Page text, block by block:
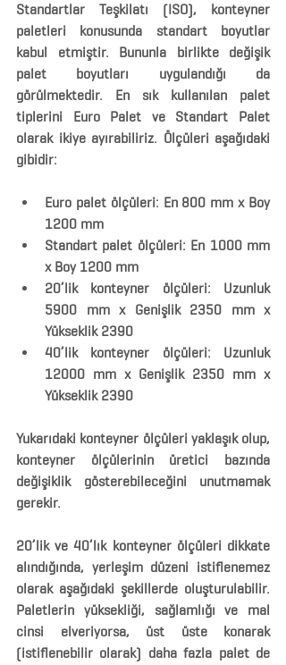
Standartlar Teşkilatı (ISO), konteyner
paletleri konusunda standart boyutlar
kabul etmiştir. Bununla birlikte değişik
palet boyutları uygulandığı da
görülmektedir. En sık kullanılan palet
tiplerini Euro Palet ve Standart Palet
olarak ikiye ayırabiliriz. Ölçüleri aşağıdaki
gibidir:
Euro palet ölçüleri: En 800 mm x Boy
1200 mm
Standart palet ölçüleri: En 1000 mm
x Boy 1200 mm
20’lik konteyner ölçüleri: Uzunluk
5900 mm x Genişlik 2350 mm x
Yükseklik 2390
40’lik konteyner ölçüleri: Uzunluk
12000 mm x Genişlik 2350 mm x
Yükseklik 2390
Yukarıdaki konteyner ölçüleri yaklaşık olup,
konteyner ölçülerinin üretici bazında
değişiklik gösterebileceğini unutmamak
gerekir.
20’lik ve 40’lık konteyner ölçüleri dikkate
alındığında, yerleşim düzeni istiflenemez
olarak aşağıdaki şekillerde oluşturulabilir.
Paletlerin yüksekliği, sağlamlığı ve mal
cinsi elveriyorsa, üst üste konarak
(istiflenebilir olarak) daha fazla palet de